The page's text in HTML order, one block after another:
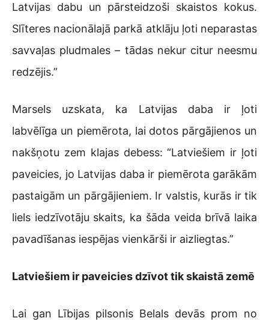
Latvijas dabu un pārsteidzoši skaistos kokus.
Slīteres nacionālajā parkā atklāju ļoti neparastas
savvaļas pludmales – tādas nekur citur neesmu
redzējis.”
Marsels uzskata, ka Latvijas daba ir ļoti
labvēlīga un piemērota, lai dotos pārgājienos un
nakšņotu zem klajas debess: “Latviešiem ir ļoti
paveicies, jo Latvijas daba ir piemērota garākām
pastaigām un pārgājieniem. Ir valstis, kurās ir tik
liels iedzīvotāju skaits, ka šāda veida brīvā laika
pavadīšanas iespējas vienkārši ir aizliegtas.”
Latviešiem ir paveicies dzīvot tik skaistā zemē
Lai gan Lībijas pilsonis Belals devās prom no